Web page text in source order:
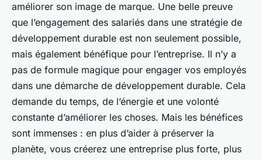
améliorer son image de marque. Une belle preuve
que l’engagement des salariés dans une stratégie de
développement durable est non seulement possible,
mais également bénéfique pour l’entreprise. Il n’y a
pas de formule magique pour engager vos employés
dans une démarche de développement durable. Cela
demande du temps, de l’énergie et une volonté
constante d’améliorer les choses. Mais les bénéfices
sont immenses : en plus d’aider à préserver la
planète, vous créerez une entreprise plus forte, plus